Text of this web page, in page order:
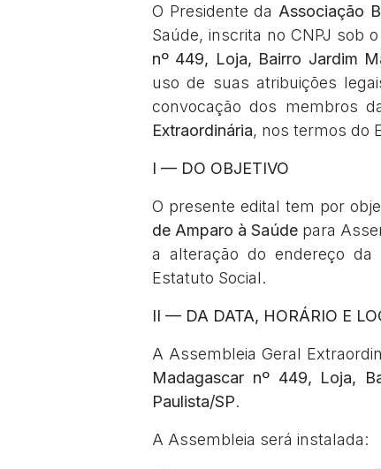
O Presidente da Associação
Saúde, inscrita no CNPJ sob o
nº 449, Loja, Bairro Jardim
uso de suas atribuições
convocação dos membros
Extraordinária, nos termos do
I — DO OBJETIVO
O presente edital tem por
de Amparo à Saúdepara
a alteração do endereço da
Estatuto Social.
II — DA DATA, HORÁRIO E
A Assembleia Geral
Madagascar nº 449, Loja,
Paulista/SP.
A Assembleia será instalada: